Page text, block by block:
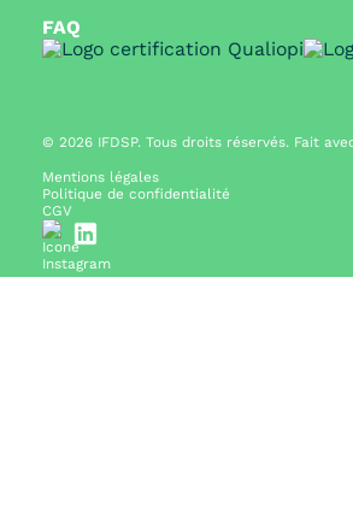
FAQ
© 2026 IFDSP. Tous droits réservés. Fait
Mentions légales
Politique de confidentialité
CGV